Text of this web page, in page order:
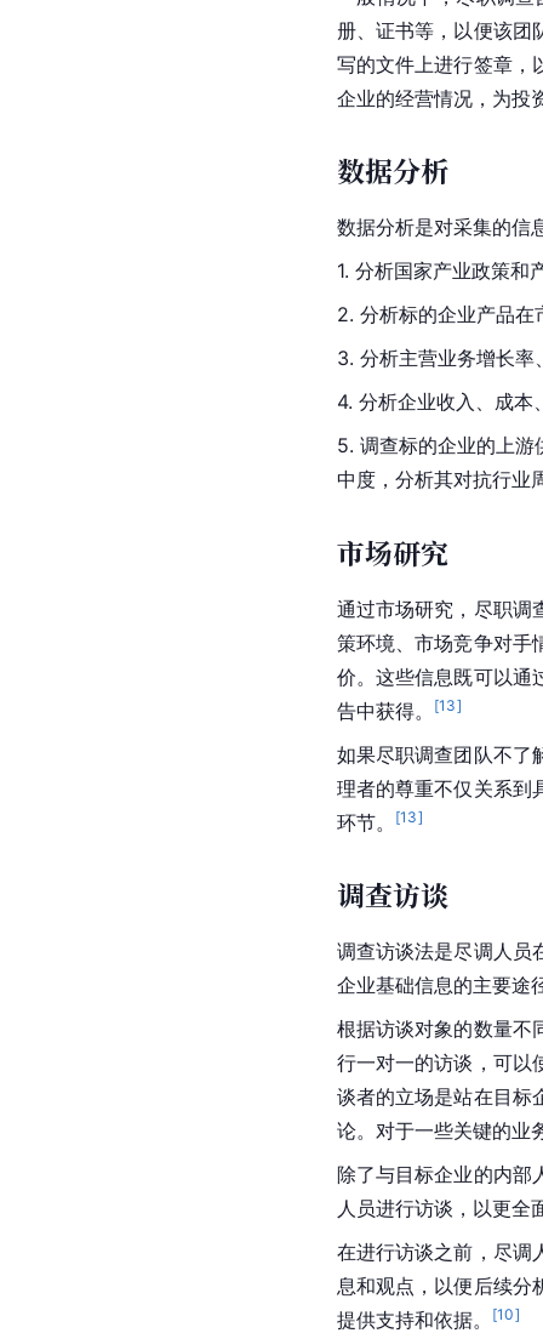
册、证书等，以便该团
写的文件上进行签章，
企业的经营情况，为投
数据分析
数据分析是对采集的信
1. 分析国家产业政策和
2. 分析标的企业产品在
3. 分析主营业务增长率
4. 分析企业收入、成本
5. 调查标的企业的上
中度，分析其对抗行业
市场研究
通过市场研究，尽职调
策环境、市场竞争对手
价。这些信息既可以通
告中获得。
[13]
如果尽职调查团队不了
理者的尊重不仅关系到
环节。
[13]
调查访谈
调查访谈法是尽调人员
企业基础信息的主要途
根据访谈对象的数量不
行一对一的访谈，可以
谈者的立场是站在目标
论。对于一些关键的业
除了与目标企业的内部
人员进行访谈，以更全
在进行访谈之前，尽调
息和观点，以便后续分
提供支持和依据。
[10]